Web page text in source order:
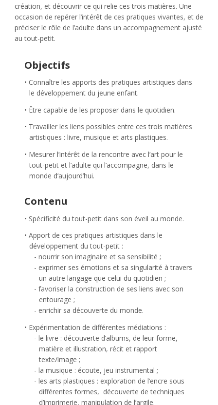
création, et découvrir ce qui relie ces trois matières. Une
occasion de repérer l’intérêt de ces pratiques vivantes, et de
préciser le rôle de l’adulte dans un accompagnement ajusté
au tout-petit.
Objectifs
Connaître les apports des pratiques artistiques dans
le développement du jeune enfant.
Être capable de les proposer dans le quotidien.
Travailler les liens possibles entre ces trois matières
artistiques : livre, musique et arts plastiques.
Mesurer l’intérêt de la rencontre avec l’art pour le
tout-petit et l’adulte qui l’accompagne, dans le
monde d’aujourd’hui.
Contenu
Spécificité du tout-petit dans son éveil au monde.
Apport de ces pratiques artistiques dans le
développement du tout-petit :
nourrir son imaginaire et sa sensibilité ;
exprimer ses émotions et sa singularité à travers
un autre langage que celui du quotidien ;
favoriser la construction de ses liens avec son
entourage ;
enrichir sa découverte du monde.
Expérimentation de différentes médiations :
le livre : découverte d’albums, de leur forme,
matière et illustration, récit et rapport
texte/image ;
la musique : écoute, jeu instrumental ;
les arts plastiques : exploration de l’encre sous
différentes formes, découverte de techniques
d’imprimerie, manipulation de l’argile.